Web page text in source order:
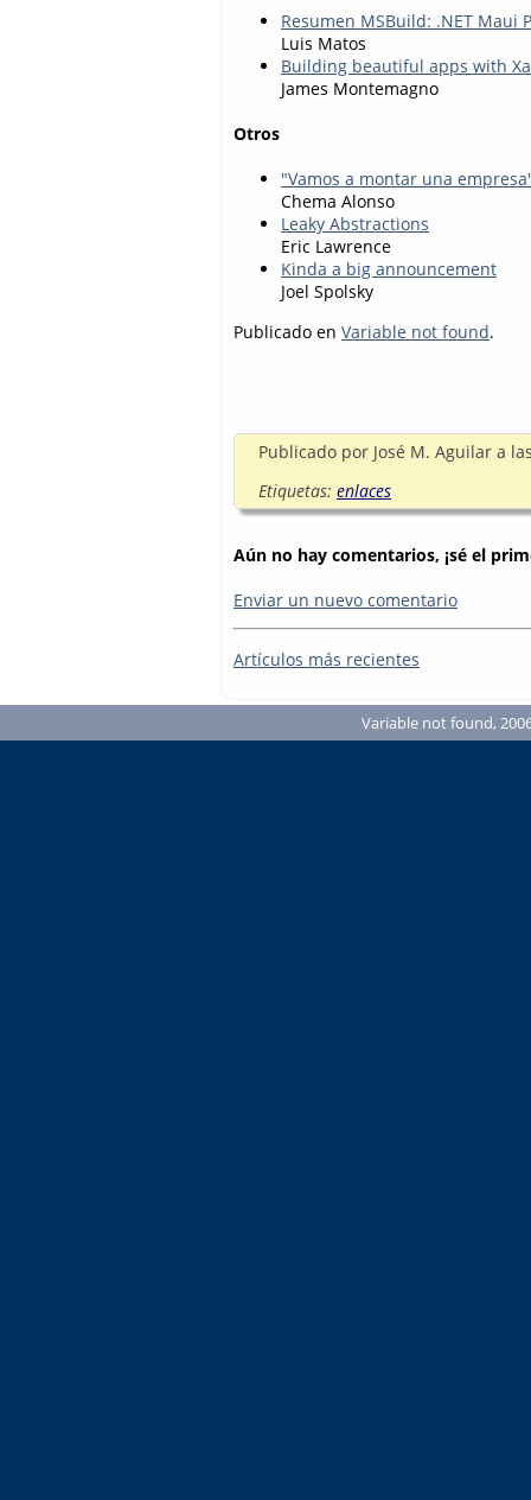
Resumen MSBuild: .NET Maui
Luis Matos
Building beautiful apps with
James Montemagno
Otros
"Vamos a montar una
Chema Alonso
Leaky Abstractions
Eric Lawrence
Kinda a big announcement
Joel Spolsky
Publicado en Variable not found.
Publicado por José M. Aguilar a
Etiquetas: enlaces
Aún no hay comentarios, ¡sé el
Enviar un nuevo comentario
Artículos más recientes
Variable not found,